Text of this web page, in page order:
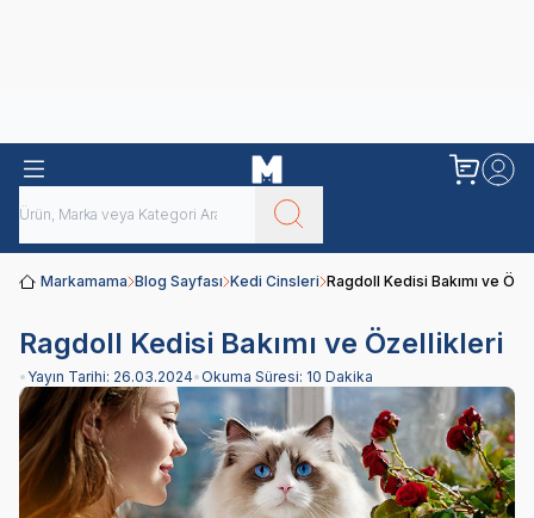
Markamama Blog Sayfası Kedi Cinsleri Ragdoll Kedisi Bakımı ve
Ragdoll Kedisi Bakımı ve Özellikleri
• Yayın Tarihi: 26.03.2024•Okuma Süresi: 10 Dakika